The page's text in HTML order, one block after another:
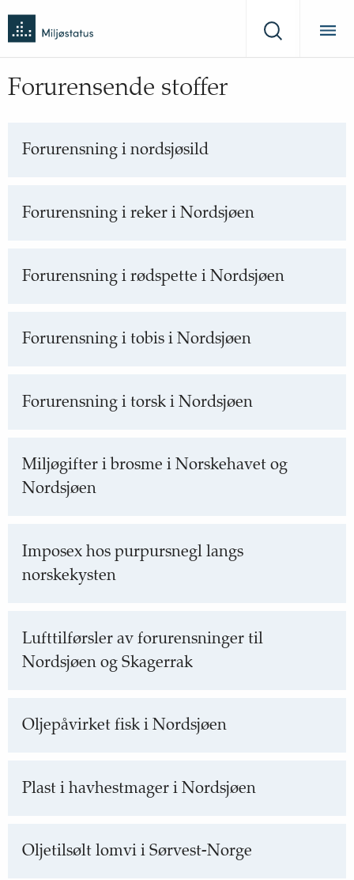
Miljøstatus
til
forsiden
Søk
Forurensende stoffer
Forurensning i nordsjøsild
Forurensning i reker i Nordsjøen
Forurensning i rødspette i Nordsjøen
Forurensning i tobis i Nordsjøen
Forurensning i torsk i Nordsjøen
Miljøgifter i brosme i Norskehavet og
Nordsjøen
Imposex hos purpursnegl langs
norskekysten
Lufttilførsler av forurensninger til
Nordsjøen og Skagerrak
Oljepåvirket fisk i Nordsjøen
Plast i havhestmager i Nordsjøen
Oljetilsølt lomvi i Sørvest-Norge